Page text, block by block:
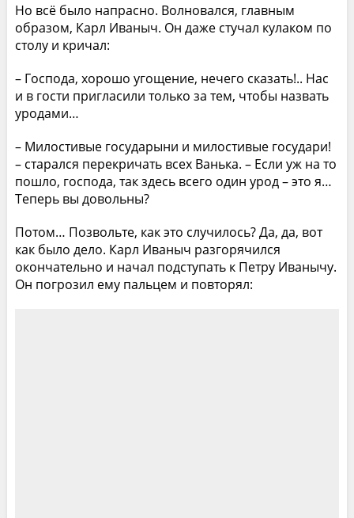
Но всё было напрасно. Волновался, главным
образом, Карл Иваныч. Он даже стучал кулаком по
столу и кричал:
– Господа, хорошо угощение, нечего сказать!.. Нас
и в гости пригласили только за тем, чтобы назвать
уродами…
– Милостивые государыни и милостивые государи!
– старался перекричать всех Ванька. – Если уж на то
пошло, господа, так здесь всего один урод – это я…
Теперь вы довольны?
Потом… Позвольте, как это случилось? Да, да, вот
как было дело. Карл Иваныч разгорячился
окончательно и начал подступать к Петру Иванычу.
Он погрозил ему пальцем и повторял: